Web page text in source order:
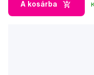
A kosárba